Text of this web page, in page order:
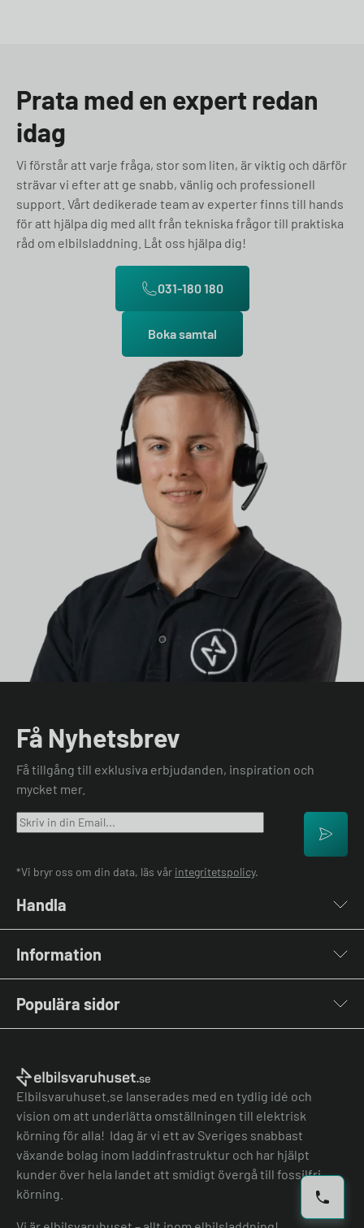
Prata med en expert redan
idag
Vi förstår att varje fråga, stor som liten, är viktig och därför
strävar vi efter att ge snabb, vänlig och professionell
support. Vårt dedikerade team av experter finns till hands
för att hjälpa dig med allt från tekniska frågor till praktiska
råd om elbilsladdning. Låt oss hjälpa dig!
031-180 180
Boka samtal
Få Nyhetsbrev
Få tillgång till exklusiva erbjudanden, inspiration och
mycket mer.
*Vi bryr oss om din data, läs vår integritetspolicy.
Handla
Laddkablar
Kabelhållare
Stolpar & Fästen
Portabla Laddare
Övriga tillbehör
Information
Kontakta oss
Vanliga frågor & svar
El-lexikon
Installation
Grön teknik bidrag
Lastbalansering
Köpvillkor
Köpvillkor batteri
Felanmälan
Hantera cookies
Populära sidor
Elbilsladdare företag
Laddbox bäst i test
Bilmärken
Jämför laddboxar
Jämför hembatterier
Elbilsvaruhuset.se lanserades med en tydlig idé och
vision om att underlätta omställningen till elektrisk
körning för alla! Idag är vi ett av Sveriges snabbast
växande bolag inom laddinfrastruktur och har hjälpt
kunder över hela landet att smidigt övergå till fossilfri
körning.